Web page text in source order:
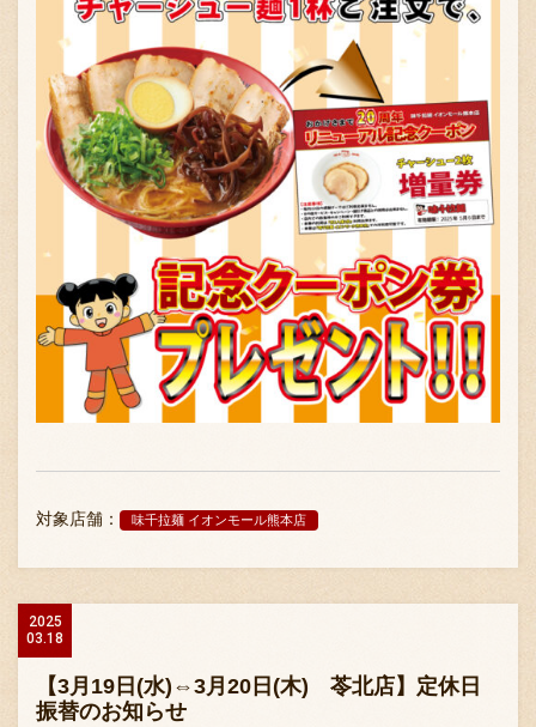
対象店舗： 味千拉麺 イオンモール熊本店
2025
03.18
【3月19日(水)⇔3月20日(木) 苓北店】定休日
振替のお知らせ